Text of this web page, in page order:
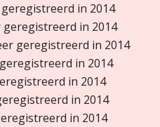
in 2014
geregistreerd in 2014
geregistreerd in 2014
in 2014
in 2014
in 2014
in 2014